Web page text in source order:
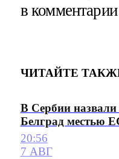
в
ЧИТАЙТЕ
В Сербии назвали
Белград местью
20:56
7 АВГ